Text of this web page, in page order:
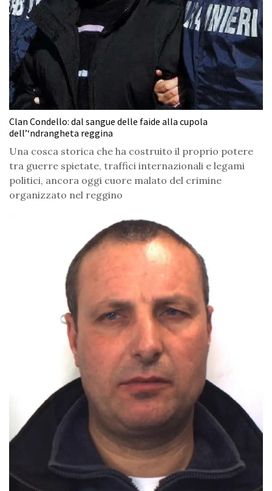
Clan Condello: dal sangue delle faide alla cupola
dell’‘ndrangheta reggina
Una cosca storica che ha costruito il proprio potere
tra guerre spietate, traffici internazionali e legami
politici, ancora oggi cuore malato del crimine
organizzato nel reggino